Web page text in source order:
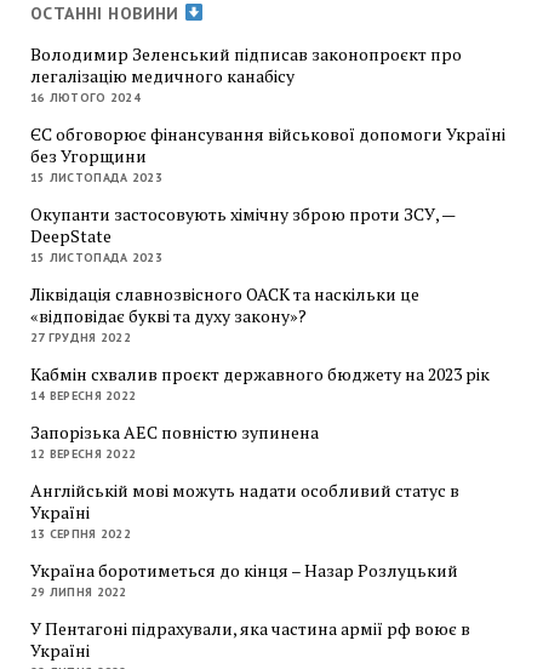
ОСТАННІ НОВИНИ
Володимир Зеленський підписав законопроєкт про
легалізацію медичного канабісу
16 ЛЮТОГО 2024
ЄС обговорює фінансування військової допомоги Україні
без Угорщини
15 ЛИСТОПАДА 2023
Окупанти застосовують хімічну зброю проти ЗСУ, —
DeepState
15 ЛИСТОПАДА 2023
Ліквідація славнозвісного ОАСК та наскільки це
«відповідає букві та духу закону»?
27 ГРУДНЯ 2022
Кабмін схвалив проєкт державного бюджету на 2023 рік
14 ВЕРЕСНЯ 2022
Запорізька АЕС повністю зупинена
12 ВЕРЕСНЯ 2022
Англійській мові можуть надати особливий статус в
Україні
13 СЕРПНЯ 2022
Україна боротиметься до кінця – Назар Розлуцький
29 ЛИПНЯ 2022
У Пентагоні підрахували, яка частина армії рф воює в
Україні